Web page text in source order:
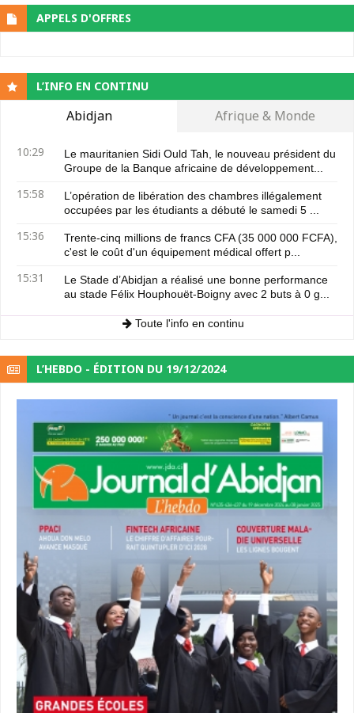
APPELS D'OFFRES
L’INFO EN CONTINU
Abidjan Afrique & Monde
10:29
Le mauritanien Sidi Ould Tah, le nouveau président du
Groupe de la Banque africaine de développement...
15:58
L’opération de libération des chambres illégalement
occupées par les étudiants a débuté le samedi 5 ...
15:36
Trente-cinq millions de francs CFA (35 000 000 FCFA),
c'est le coût d'un équipement médical offert p...
15:31
Le Stade d’Abidjan a réalisé une bonne performance
au stade Félix Houphouët-Boigny avec 2 buts à 0 g...
Toute l'info en continu
L’HEBDO - ÉDITION DU 19/12/2024